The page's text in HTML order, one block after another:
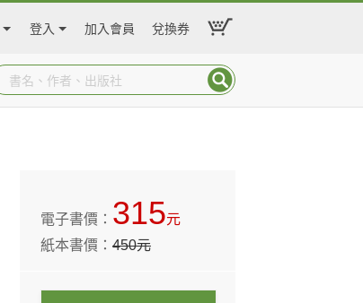
登入 加入會員 兌換券
電子書價： 315元
紙本書價：450元